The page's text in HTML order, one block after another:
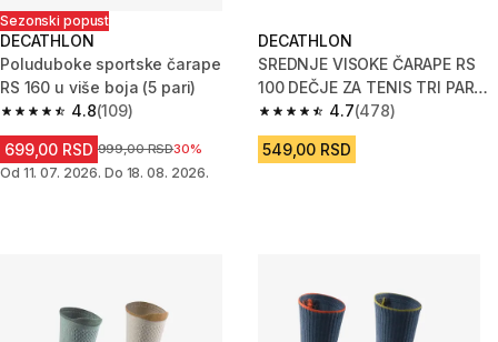
Sezonski popust
DECATHLON
Poluduboke sportske čarape
RS 160 u više boja (5 pari)
4.8
4.8 od 5 zvezdica from 109 Recenzije
(109)
699,00 RSD Cena pre sniženja
999,00 RSD30%
Od 11. 07. 2026. Do 18. 08. 2026.
DECATHLON
SREDNJE VISOKE ČARAPE RS
100 DEČJE ZA TENIS TRI PARA -
BELE
4.7
4.7 od 5 zvezdica from 478
(478)
549,00 RSD